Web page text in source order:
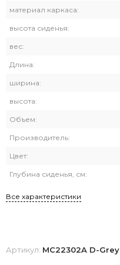
материал каркаса:
высота сиденья:
вес:
Длина:
ширина:
высота:
Объем:
Производитель:
Цвет:
Глубина сиденья, см:
Все характеристики
Артикул: MC22302A D-Grey